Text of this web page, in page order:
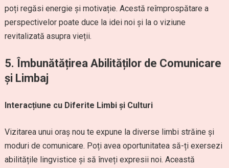
poți regăsi energie și motivație. Acestă reîmprospătare a
perspectivelor poate duce la idei noi și la o viziune
revitalizată asupra vieții.
5. Îmbunătățirea Abilităților de Comunicare
și Limbaj
Interacțiune cu Diferite Limbi și Culturi
Vizitarea unui oraș nou te expune la diverse limbi străine și
moduri de comunicare. Poți avea oportunitatea să-ți exersezi
abilitățile lingvistice și să înveți expresii noi. Această